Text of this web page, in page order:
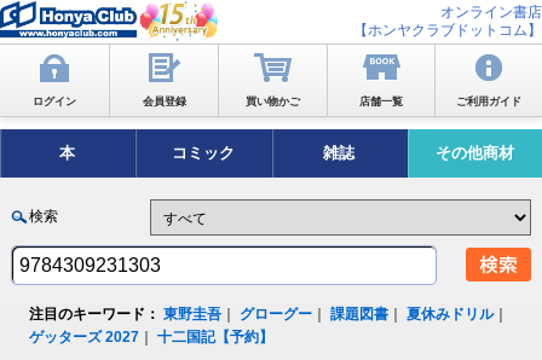
オンライン書店
【ホンヤクラブドットコム】
ログイン 会員登録 買い物かご 店舗一覧 ご利用ガイド
本 コミック 雑誌 その他商材
検索
注目のキーワード： 東野圭吾 グローグー ｜課題図書 ｜夏休みドリル｜
ゲッターズ 2027 ｜十二国記【予約】